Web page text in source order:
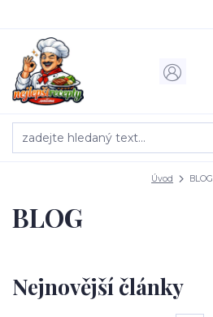
Úvod BLOG
BLOG
Nejnovější články